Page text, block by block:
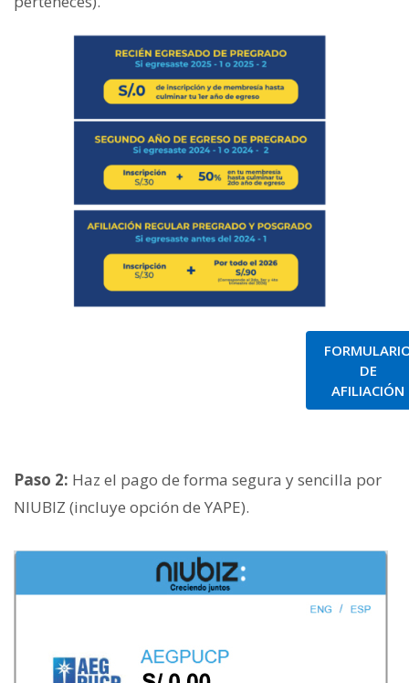
DE
AFILIACIÓN
Paso 2: Haz el pago de forma segura y sencilla por
NIUBIZ (incluye opción de YAPE).